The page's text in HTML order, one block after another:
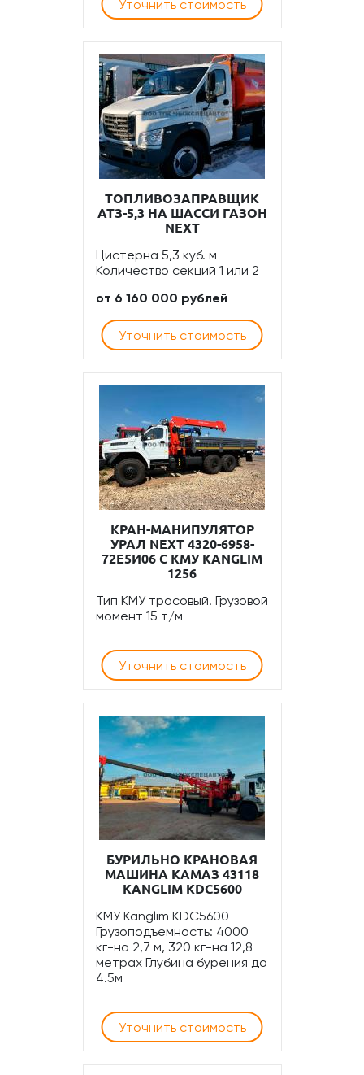
Уточнить стоимость
ТОПЛИВОЗАПРАВЩИК
АТЗ-5,3 НА ШАССИ ГАЗОН
NEXT
Цистерна 5,3 куб. м
Количество секций 1 или 2
от 6 160 000 рублей
Уточнить стоимость
КРАН-МАНИПУЛЯТОР
УРАЛ NEXT 4320-6958-
72Е5И06 С КМУ KANGLIM
1256
Тип КМУ тросовый. Грузовой
момент 15 т/м
Уточнить стоимость
БУРИЛЬНО КРАНОВАЯ
МАШИНА КАМАЗ 43118
KANGLIM KDC5600​
КМУ Kanglim KDC5600
Грузоподъемность: 4000
кг-на 2,7 м, 320 кг-на 12,8
метрах Глубина бурения до
4.5м
Уточнить стоимость